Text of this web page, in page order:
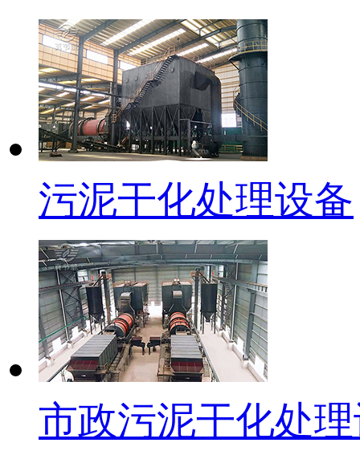
污泥干化处理设备
市政污泥干化处